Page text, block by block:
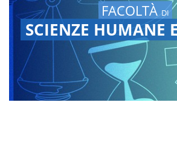
FACOLTÀ DI
SCIENZE HUMANE